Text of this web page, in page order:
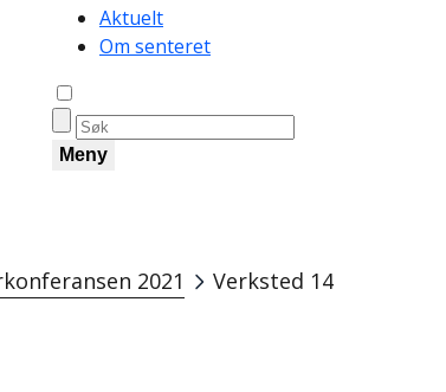
Secondary
navigation
Aktuelt
Om senteret
Meny
2021 Verksted 14